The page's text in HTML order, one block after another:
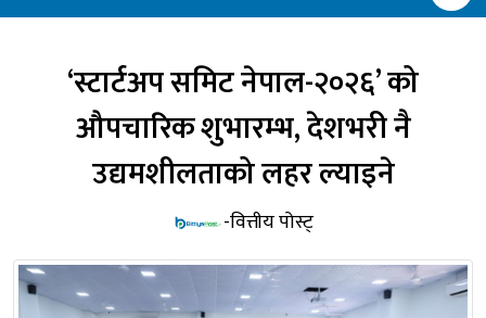
‘स्टार्टअप समिट नेपाल-२०२६’ को
औपचारिक शुभारम्भ, देशभरी नै
उद्यमशीलताको लहर ल्याइने
-वित्तीय पोस्ट्